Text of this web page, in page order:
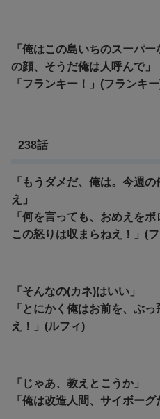
「俺はこの島いちのスーパ
の顔、そうだ俺は人呼んで」
「フランキー！」(フランキ
238話
「もうダメだ、俺は。今週
え」
「何を言っても、おめえを
この怒りは収まらねえ！」(
「そんなの(カネ)はいい」
「とにかく俺はお前を、ぶ
え！」(ルフィ)
「じゃあ、教えとこうか」
「俺は改造人間、サイボー